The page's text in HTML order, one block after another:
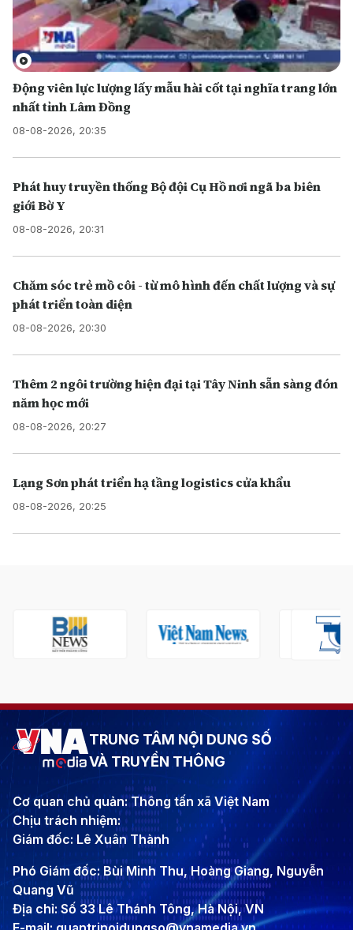
Động viên lực lượng lấy mẫu hài cốt tại nghĩa trang lớn
nhất tỉnh Lâm Đồng
08-08-2026, 20:35
Phát huy truyền thống Bộ đội Cụ Hồ nơi ngã ba biên
giới Bờ Y
08-08-2026, 20:31
Chăm sóc trẻ mồ côi - từ mô hình đến chất lượng và sự
phát triển toàn diện
08-08-2026, 20:30
Thêm 2 ngôi trường hiện đại tại Tây Ninh sẵn sàng đón
năm học mới
08-08-2026, 20:27
Lạng Sơn phát triển hạ tầng logistics cửa khẩu
08-08-2026, 20:25
TRUNG TÂM NỘI DUNG SỐ
VÀ TRUYỀN THÔNG
Cơ quan chủ quản: Thông tấn xã Việt Nam
Chịu trách nhiệm:
Giám đốc: Lê Xuân Thành
Phó Giám đốc: Bùi Minh Thu, Hoàng Giang, Nguyễn
Quang Vũ
Địa chỉ: Số 33 Lê Thánh Tông, Hà Nội, VN